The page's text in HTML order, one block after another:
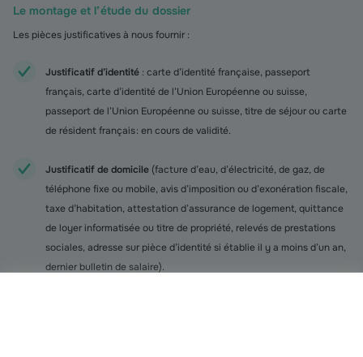
Le montage et l’étude du dossier
Les pièces justificatives à nous fournir :
Justificatif d’identité : carte d’identité française, passeport
français, carte d’identité de l’Union Européenne ou suisse,
passeport de l’Union Européenne ou suisse, titre de séjour ou carte
de résident français : en cours de validité.
Justificatif de domicile (facture d’eau, d’électricité, de gaz, de
téléphone fixe ou mobile, avis d’imposition ou d’exonération fiscale,
taxe d’habitation, attestation d’assurance de logement, quittance
de loyer informatisée ou titre de propriété, relevés de prestations
sociales, adresse sur pièce d’identité si établie il y a moins d’un an,
dernier bulletin de salaire).